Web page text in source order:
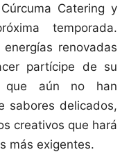
Catering y
temporada.
renovadas
partícipe de su
que aún no han
sabores delicados,
creativos que hará
más exigentes.